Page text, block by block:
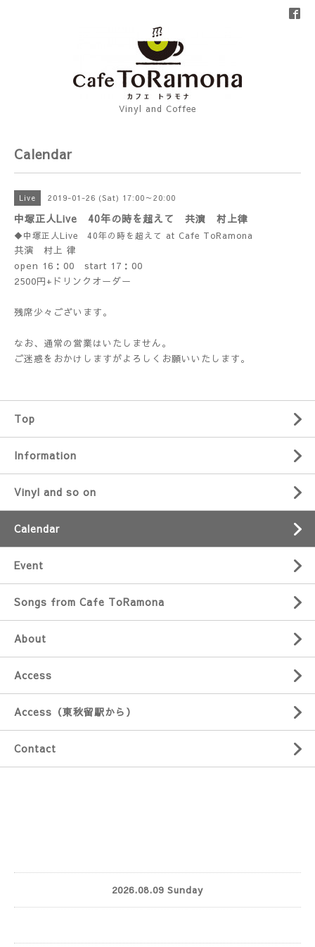
Vinyl and Coffee
Calendar
Live 2019-01-26 (Sat) 17:00～20:00
中塚正人Live 40年の時を超えて 共演 村上律
◆中塚正人Live 40年の時を超えて at Cafe ToRamona
共演 村上 律
open 16：00 start 17：00
2500円+ドリンクオーダー
残席少々ございます。
なお、通常の営業はいたしません。
ご迷惑をおかけしますがよろしくお願いいたします。
Top
Information
Vinyl and so on
Calendar
Event
Songs from Cafe ToRamona
About
Access
Access（東秋留駅から）
Contact
2026.08.09 Sunday